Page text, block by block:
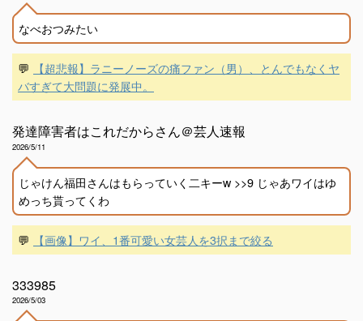
なべおつみたい
💬
【超悲報】ラニーノーズの痛ファン（男）、とんでもなくヤ
バすぎて大問題に発展中。
発達障害者はこれだからさん＠芸人速報
2026/5/11
じゃけん福田さんはもらっていく二キーw >>9 じゃあワイはゆ
めっち貰ってくわ
💬 【画像】ワイ、1番可愛い女芸人を3択まで絞る
333985
2026/5/03